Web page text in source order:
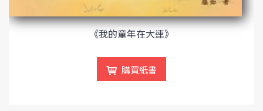
《我的童年在大連》
購買紙書